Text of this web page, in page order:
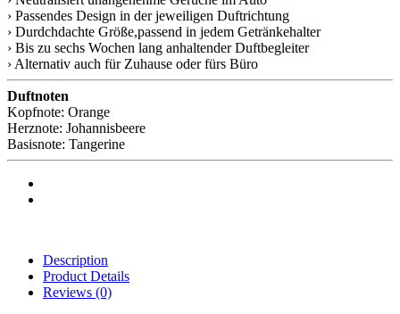
› Passendes Design in der jeweiligen Duftrichtung
› Durdchdachte Größe,passend in jedem Getränkehalter
› Bis zu sechs Wochen lang anhaltender Duftbegleiter
› Alternativ auch für Zuhause oder fürs Büro
Duftnoten
Kopfnote: Orange
Herznote: Johannisbeere
Basisnote: Tangerine
Description
Product Details
Reviews (0)